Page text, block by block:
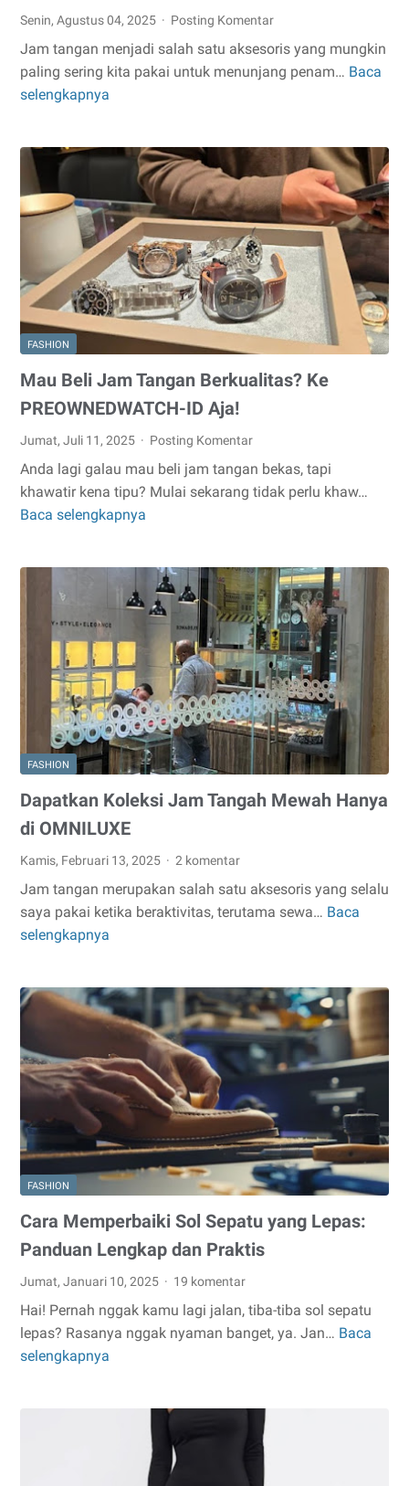
Senin, Agustus 04, 2025 Posting Komentar
Jam tangan menjadi salah satu aksesoris yang mungkin
paling sering kita pakai untuk menunjang penam… Baca
selengkapnya
Mau
Mewah,
dan
Asli?
ONELUXE
Solusinya!
FASHION
Mau Beli Jam Tangan Berkualitas? Ke
PREOWNEDWATCH-ID Aja!
Jumat, Juli 11, 2025 Posting Komentar
Anda lagi galau mau beli jam tangan bekas, tapi
khawatir kena tipu? Mulai sekarang tidak perlu khaw…
Baca selengkapnya
Jam
Tangan
Berkualitas?
PREOWNEDWATCH-
ID
Aja!
FASHION
Dapatkan Koleksi Jam Tangah Mewah Hanya
di OMNILUXE
Kamis, Februari 13, 2025 2 komentar
Jam tangan merupakan salah satu aksesoris yang selalu
saya pakai ketika beraktivitas, terutama sewa… Baca
selengkapnya
Dapatkan
Tangah
Mewah
Hanya
di
OMNILUXE
FASHION
Cara Memperbaiki Sol Sepatu yang Lepas:
Panduan Lengkap dan Praktis
Jumat, Januari 10, 2025 19 komentar
Hai! Pernah nggak kamu lagi jalan, tiba-tiba sol sepatu
lepas? Rasanya nggak nyaman banget, ya. Jan… Baca
selengkapnya
Cara
Lepas:
Panduan